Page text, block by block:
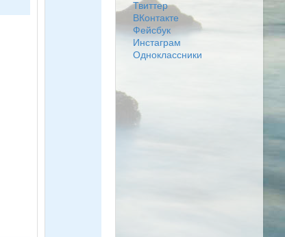
Твиттер
ВКонтакте
Фейсбук
Инстаграм
Одноклассники